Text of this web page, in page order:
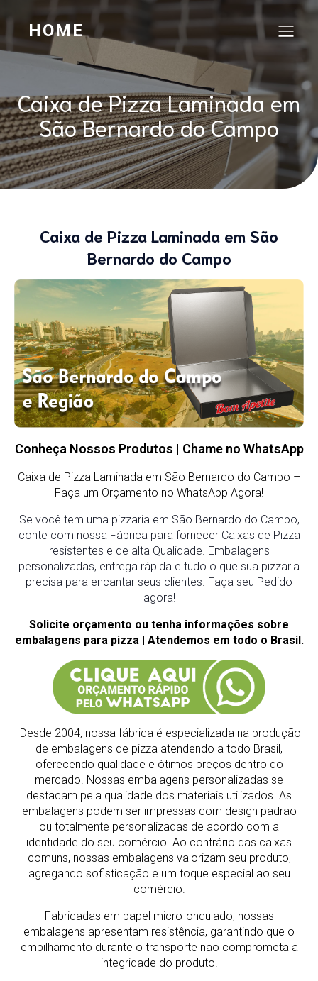
HOME
Caixa de Pizza Laminada em
São Bernardo do Campo
Caixa de Pizza Laminada em São
Bernardo do Campo
Conheça Nossos Produtos | Chame no WhatsApp
Caixa de Pizza Laminada em São Bernardo do Campo –
Faça um Orçamento no WhatsApp Agora!
Se você tem uma pizzaria em São Bernardo do Campo,
conte com nossa Fábrica para fornecer Caixas de Pizza
resistentes e de alta Qualidade. Embalagens
personalizadas, entrega rápida e tudo o que sua pizzaria
precisa para encantar seus clientes. Faça seu Pedido
agora!
Solicite orçamento ou tenha informações sobre
embalagens para pizza | Atendemos em todo o Brasil.
Desde 2004, nossa fábrica é especializada na produção
de embalagens de pizza atendendo a todo Brasil,
oferecendo qualidade e ótimos preços dentro do
mercado. Nossas embalagens personalizadas se
destacam pela qualidade dos materiais utilizados. As
embalagens podem ser impressas com design padrão
ou totalmente personalizadas de acordo com a
identidade do seu comércio. Ao contrário das caixas
comuns, nossas embalagens valorizam seu produto,
agregando sofisticação e um toque especial ao seu
comércio.
Fabricadas em papel micro-ondulado, nossas
embalagens apresentam resistência, garantindo que o
empilhamento durante o transporte não comprometa a
integridade do produto.